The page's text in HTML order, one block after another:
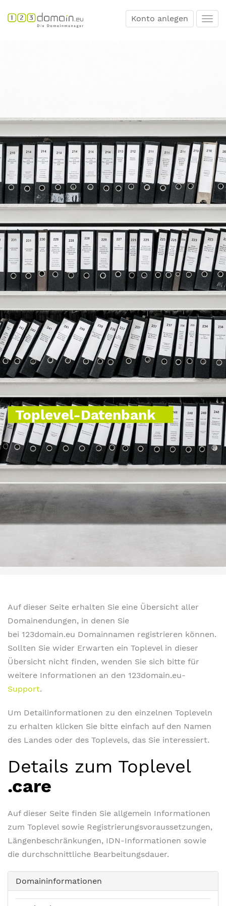
Konto anlegen
Toplevel-Datenbank
Auf dieser Seite erhalten Sie eine Übersicht aller
Domainendungen, in denen Sie
bei 123domain.eu Domainnamen registrieren können.
Sollten Sie wider Erwarten ein Toplevel in dieser
Übersicht nicht finden, wenden Sie sich bitte für
weitere Informationen an den 123domain.eu-
Support.
Um Detailinformationen zu den einzelnen Topleveln
zu erhalten klicken Sie bitte einfach auf den Namen
des Landes oder des Toplevels, das Sie interessiert.
Details zum Toplevel
.care
Auf dieser Seite finden Sie allgemein Informationen
zum Toplevel sowie Registrierungsvoraussetzungen,
Längenbeschränkungen, IDN-Informationen sowie
die durchschnittliche Bearbeitungsdauer.
Domaininformationen